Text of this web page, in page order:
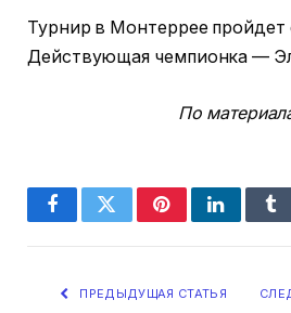
Турнир в Монтеррее пройдет
Действующая чемпионка —
По
FacebookTwitterPinterestLinkedIn
ПРЕДЫДУЩАЯ СТАТЬЯ